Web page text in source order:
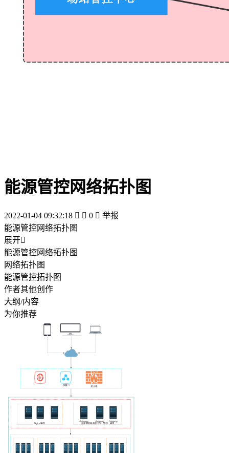
能源管控网络拓扑图
2022-01-04 09:32:18   0  举报
能源管控网络拓扑图
展开
能源管控网络拓扑图
网络拓扑图
能源管控拓扑图
作者其他创作
大纲/内容
为你推荐